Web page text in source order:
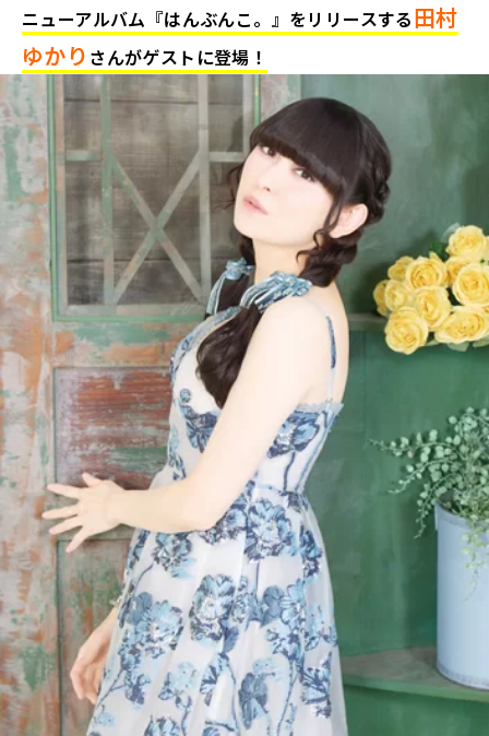
ニューアルバム『はんぶんこ。 』をリリースする田村
ゆかり さんがゲストに登場 ！